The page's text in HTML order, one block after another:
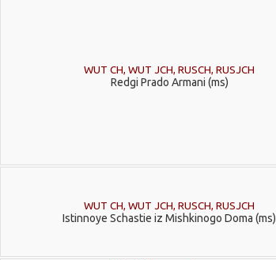
WUT CH, WUT JCH, RUSCH, RUSJCH
Redgi Prado Armani (ms)
WUT CH, WUT JCH, RUSCH, RUSJCH
Istinnoye Schastie iz Mishkinogo Doma (ms)